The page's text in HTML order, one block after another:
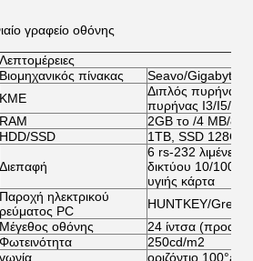
γραφείο οθόνης
Λεπτομέρειες
Βιομηχανικός πίνακας
Seavo/Gigabyte/
ΚΜΕ
Διπλός πυρήνας
πυρήνας I3/I5/I7
RAM
2GB το /4 ΜΒ/
HDD/SSD
1TB, SSD 128G/
Διεπαφή
6 rs-232 λιμένες
δικτύου 10/100M
υγιής κάρτα
Παροχή ηλεκτρικού
ρεύματος PC
HUNTKEY/Great
Μέγεθος οθόνης 24 ίντσα
Φωτεινότητα
250cd/m2
γωνία
οριζόντιο